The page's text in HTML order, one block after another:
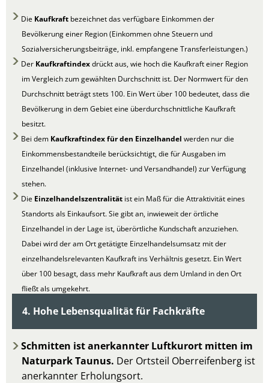
Die Kaufkraft bezeichnet das verfügbare Einkommen der
Bevölkerung einer Region (Einkommen ohne Steuern und
Sozialversicherungsbeiträge, inkl. empfangene Transferleistungen.)
Der Kaufkraftindexdrückt aus, wie hoch die Kaufkraft einer Region
im Vergleich zum gewählten Durchschnitt ist. Der Normwert für den
Durchschnitt beträgt stets 100. Ein Wert über 100 bedeutet, dass die
Bevölkerung in dem Gebiet eine überdurchschnittliche Kaufkraft
besitzt.
Bei dem Kaufkraftindex für den Einzelhandel werden nur die
Einkommensbestandteile berücksichtigt, die für Ausgaben im
Einzelhandel (inklusive Internet- und Versandhandel) zur Verfügung
stehen.
Die Einzelhandelszentralität ist ein Maß für die Attraktivität eines
Standorts als Einkaufsort. Sie gibt an, inwieweit der örtliche
Einzelhandel in der Lage ist, überörtliche Kundschaft anzuziehen.
Dabei wird der am Ort getätigte Einzelhandelsumsatz mit der
einzelhandelsrelevanten Kaufkraft ins Verhältnis gesetzt. Ein Wert
über 100 besagt, dass mehr Kaufkraft aus dem Umland in den Ort
fließt als umgekehrt.
4. Hohe Lebensqualität für Fachkräfte
Schmitten ist anerkannter Luftkurort mitten im
Naturpark Taunus. Der Ortsteil Oberreifenberg ist
anerkannter Erholungsort.